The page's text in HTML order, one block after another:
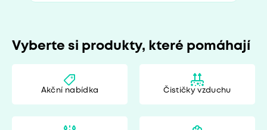
Vyberte si produkty, které pomáhají
Akční nabídka Čističky vzduchu